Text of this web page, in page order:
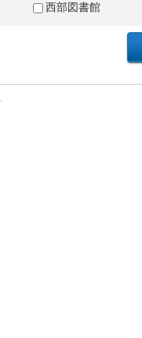
西部図書館